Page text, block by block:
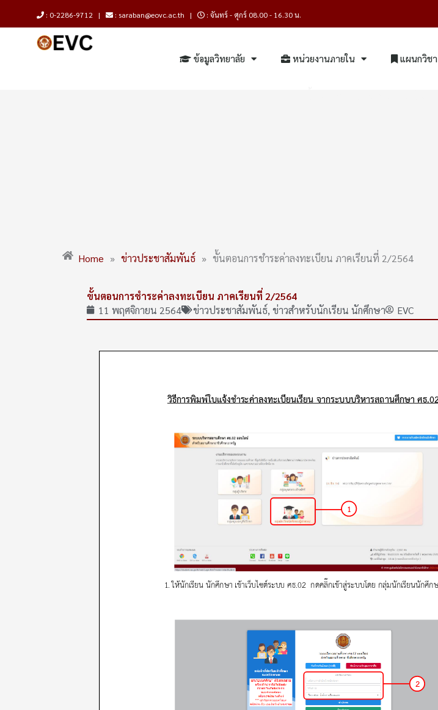
: 0-2286-9712 | : saraban@eovc.ac.th | : จันทร์ - ศุกร์ 08.00 - 16.30 น.
ข้อมูลวิทยาลัย หน่วยงานภายใน แผนกวิชา
Home » ข่าวประชาสัมพันธ์ » ขั้นตอนการชำระค่าลงทะเบียน ภาคเรียนที่ 2/2564
ขั้นตอนการชำระค่าลงทะเบียน ภาคเรียนที่ 2/2564
11 พฤศจิกายน 2564
ข่าวประชาสัมพันธ์, ข่าวสำหรับนักเรียน นักศึกษา EVC